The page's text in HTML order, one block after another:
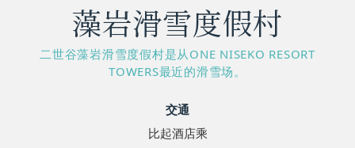
藻岩滑雪度假村
二世谷藻岩滑雪度假村是从ONE NISEKO RESORT
TOWERS最近的滑雪场。
交通
比起酒店乘